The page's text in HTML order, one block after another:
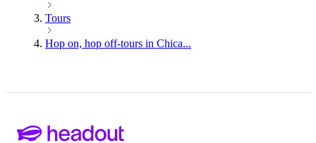
Tours
Hop on, hop off-tours in Chica...